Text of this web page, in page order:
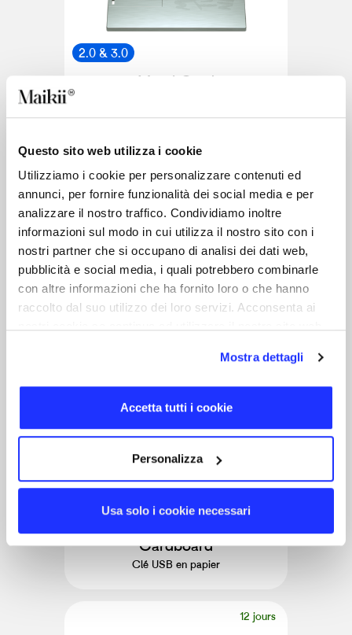
Questo sito web utilizza i cookie
Utilizziamo i cookie per personalizzare contenuti ed
annunci, per fornire funzionalità dei social media e per
analizzare il nostro traffico. Condividiamo inoltre
informazioni sul modo in cui utilizza il nostro sito con i
nostri partner che si occupano di analisi dei dati web,
pubblicità e social media, i quali potrebbero combinarle
con altre informazioni che ha fornito loro o che hanno
raccolto dal suo utilizzo dei loro servizi. Acconsenta ai
Mostra dettagli
Accetta tutti i cookie
Personalizza
Usa solo i cookie necessari
2.0 & 3.0
Metal Card
2.0 & 3.0
Chic
Clé USB
12 jours
2.0 & 3.0
Cardboard
Clé USB en papier
12 jours